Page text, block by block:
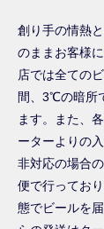
創り手の情熱
のままお客様
店では全ての
間、3℃の暗所
ます。また、
ーターよりの
非対応の場合
便で行ってお
態でビールを